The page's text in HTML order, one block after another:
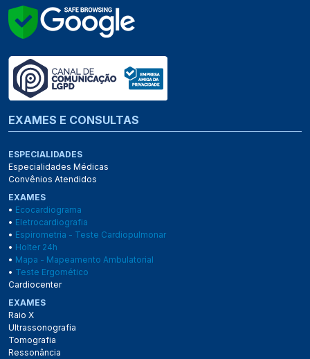
EXAMES E CONSULTAS
ESPECIALIDADES
Especialidades Médicas
Convênios Atendidos
EXAMES
• Ecocardiograma
• Eletrocardiografia
• Espirometria - Teste Cardiopulmonar
• Holter 24h
• Mapa - Mapeamento Ambulatorial
• Teste Ergomético
Cardiocenter
EXAMES
Raio X
Ultrassonografia
Tomografia
Ressonância